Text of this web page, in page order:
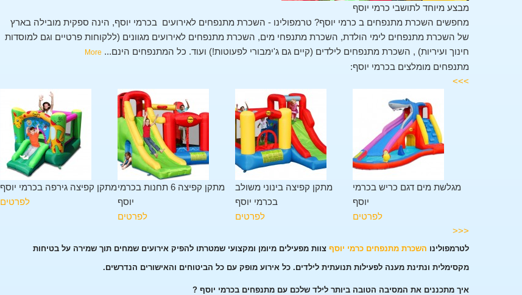
מבצע מיוחד לתושבי כרמי יוסף
מחפשים השכרת מתנפחים ב כרמי יוסף? טרמפולינו - השכרת מתנפחים לאירועים בכרמי יוסף, הינה ספקית מובילה בארץ
של השכרת מתנפחים לימי הולדת, השכרת מתנפחי מים, השכרת מתנפחים לאירועים מגוונים (ללקוחות פרטיים וגם למוסדות
חינוך ועיריות) , השכרת מתנפחים לילדים (קיים גם ג'ימבורי לפעוטות!) ועוד. כל המתנפחים הינם...
More
מתנפחים מומלצים בכרמי יוסף:
>>>
מתקן קפיצה גירפה בכרמי יוסף
לפרטים
מתקן קפיצה 6 תחנות בכרמי
יוסף
לפרטים
מתקן קפיצה בינוני משולב
בכרמי יוסף
לפרטים
מגלשת מים דגם כריש בכרמי
יוסף
לפרטים
<<<
לטרמפולינו השכרת מתנפחים כרמי יוסף צוות מפעילים מיומן ומקצועי שמטרתו להפיק אירועים שמחים תוך שמירה על בטיחות
מקסימלית ונתינת מענה לפעילות תנועתית לילדים. כל אירוע מופק עם כל הביטוחים והאישורים הנדרשים.
איך מתכננים את המסיבה הטובה ביותר לילד שלכם עם מתנפחים בכרמי יוסף ?